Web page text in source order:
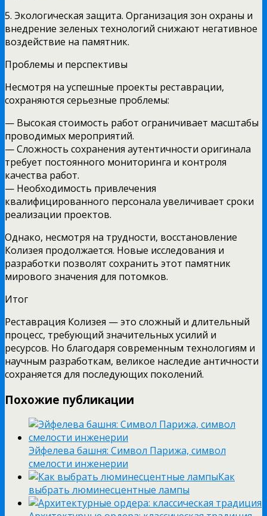
5. Экологическая защита. Организация зон охраны и
внедрение зеленых технологий снижают негативное
воздействие на памятник.
Проблемы и перспективы
Несмотря на успешные проекты реставрации,
сохраняются серьезные проблемы:
— Высокая стоимость работ ограничивает масштабы
проводимых мероприятий.
— Сложность сохранения аутентичности оригинала
требует постоянного мониторинга и контроля
качества работ.
— Необходимость привлечения
квалифицированного персонала увеличивает сроки
реализации проектов.
Однако, несмотря на трудности, восстановление
Колизея продолжается. Новые исследования и
разработки позволят сохранить этот памятник
мирового значения для потомков.
Итог
Реставрация Колизея — это сложный и длительный
процесс, требующий значительных усилий и
ресурсов. Но благодаря современным технологиям и
научным разработкам, великое наследие античности
сохраняется для последующих поколений.
Похожие публикации
Эйфелева башня: Символ Парижа, символ
смелости инженерии
Как
выбрать люминесцентные лампы